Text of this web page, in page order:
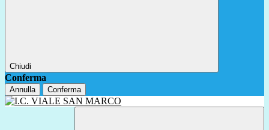
Chiudi
Conferma
Annulla Conferma